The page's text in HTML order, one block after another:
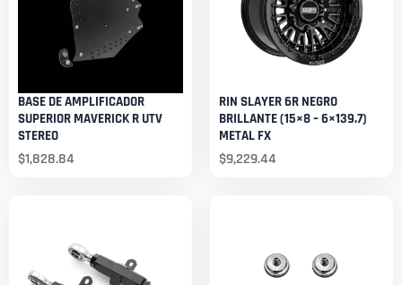
BASE DE AMPLIFICADOR
SUPERIOR MAVERICK R UTV
STEREO
$1,828.84
RIN SLAYER 6R NEGRO
BRILLANTE (15×8 – 6×139.7)
METAL FX
$9,229.44